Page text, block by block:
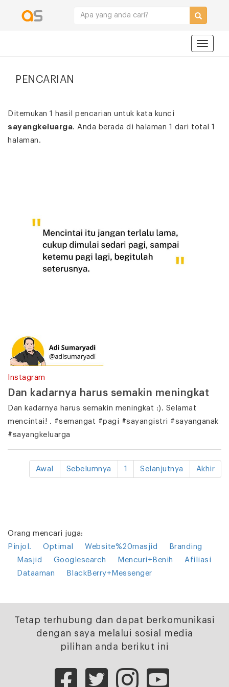
PENCARIAN
Ditemukan 1 hasil pencarian untuk kata kunci
sayangkeluarga. Anda berada di halaman 1 dari total 1
halaman.
Instagram
Dan kadarnya harus semakin meningkat
Dan kadarnya harus semakin meningkat :). Selamat
mencintai! . #semangat #pagi #sayangistri #sayanganak
#sayangkeluarga
Awal Sebelumnya 1 Selanjutnya Akhir
Orang mencari juga:
Pinjol.
Optimal Website%20masjid
Branding
Masjid
Googlesearch Mencuri+Benih
Afiliasi
Dataaman
BlackBerry+Messenger
Tetap terhubung dan dapat berkomunikasi
dengan saya melalui sosial media
pilihan anda berikut ini